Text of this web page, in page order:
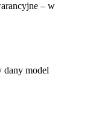
– w
dany model